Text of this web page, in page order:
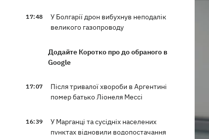
17:48
У Болгарії дрон вибухнув неподалік
великого газопроводу
Додайте Коротко про до обраного в
Google
17:07
Після тривалої хвороби в Аргентині
помер батько Ліонеля Мессі
16:39
У Марганці та сусідніх населених
пунктах відновили водопостачання